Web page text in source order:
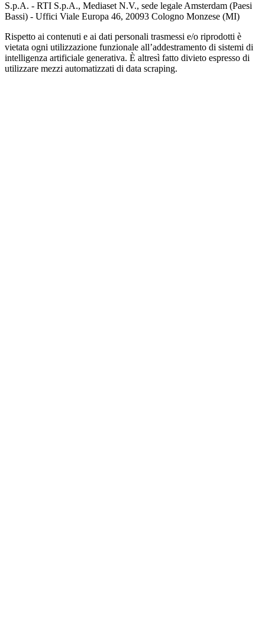
S.p.A. - RTI S.p.A., Mediaset N.V., sede legale Amsterdam (Paesi
Bassi) - Uffici Viale Europa 46, 20093 Cologno Monzese (MI)
Rispetto ai contenuti e ai dati personali trasmessi e/o riprodotti è
vietata ogni utilizzazione funzionale all’addestramento di sistemi di
intelligenza artificiale generativa. È altresì fatto divieto espresso di
utilizzare mezzi automatizzati di data scraping.